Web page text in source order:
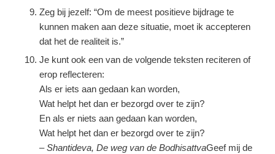
Zeg bij jezelf: “Om de meest positieve bijdrage te
kunnen maken aan deze situatie, moet ik accepteren
dat het de realiteit is.”
Je kunt ook een van de volgende teksten reciteren of
erop reflecteren:
Als er iets aan gedaan kan worden,
Wat helpt het dan er bezorgd over te zijn?
En als er niets aan gedaan kan worden,
Wat helpt het dan er bezorgd over te zijn?
– Shantideva, De weg van de BodhisattvaGeef mij de